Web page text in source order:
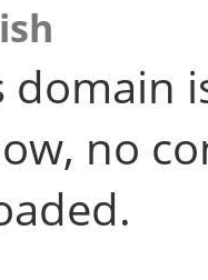
domain
no